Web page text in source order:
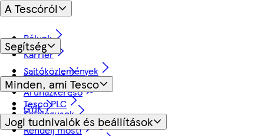
A Tescóról
Rólunk
Karrier
Sajtóközlemények
Fenntarthatóság
Tesco PLC
Segítség
Kapcsolat
Áruházkereső
GYIK
Visszavásárlás és garancia
Minden, ami Tesco
Katalógusok
Rendelj most!
Jogi tudnivalók és beállítások